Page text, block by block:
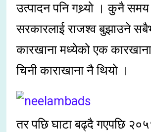
उत्पादन पनि गथ्र्यो । कुनै
सरकारलाई राजश्व बुझाउने
कारखाना मध्येको एक
चिनी काराखाना नै थियो ।
तर पछि घाटा बढ्दै गएपछि